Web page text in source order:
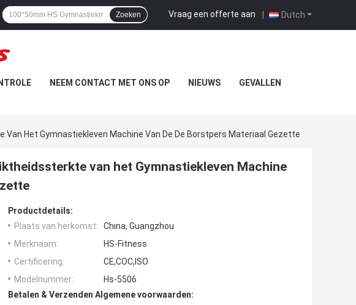
Dutch
Vraag een offerte aan |
Zoeken
NEEM CONTACT MET ONS OP NIEUWS GEVALLEN
Van Het Gymnastiekleven Machine Van De De Borstpers Materiaal Gezette
van het Gymnastiekleven Machine
Productdetails:
Plaats van herkomst:
China, Guangzhou
Merknaam:
HS-Fitness
Certificering:
CE,COC,ISO
Modelnummer:
Hs-5506
Betalen & Verzenden Algemene voorwaarden: